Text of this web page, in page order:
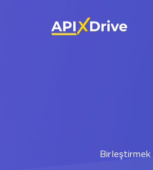
Birleştirmek